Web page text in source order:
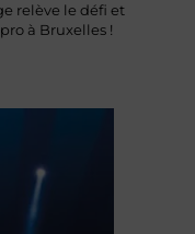
relève le défi et
à Bruxelles !